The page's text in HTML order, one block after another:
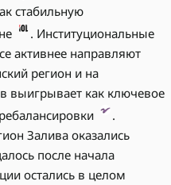
стабильную
. Институциональные
активнее направляют
регион и на
выигрывает как ключевое
.
Залива оказались
после начала
остались в целом